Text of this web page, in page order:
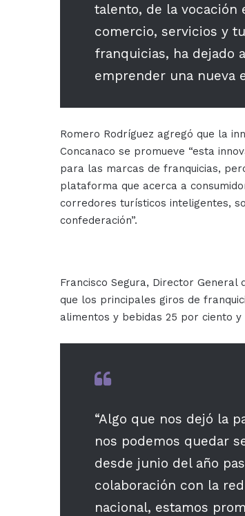
talento, de la vocación
comercio, servicios y
franquicias, ha dejado
emprender una nueva
Romero Rodríguez agregó que la
Concanaco se promueve “esta
para las marcas de franquicias,
plataforma que acerca a
corredores turísticos inteligentes,
confederación”.
Francisco Segura, Director General
que los principales giros de
alimentos y bebidas 25 por ciento
“Algo que nos dejó la
nos podemos quedar
desde junio del año
colaboración con la
nacional, estamos